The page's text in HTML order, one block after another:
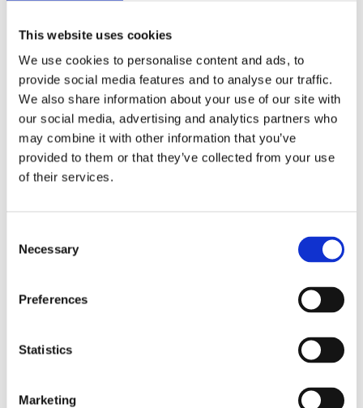
This website uses cookies
We use cookies to personalise content and ads, to
provide social media features and to analyse our traffic.
We also share information about your use of our site with
our social media, advertising and analytics partners who
may combine it with other information that you’ve
provided to them or that they’ve collected from your use
of their services.
Selection
Necessary
Preferences
Statistics
Marketing
Ett medlemskap späckat med småföretagaranpassade
mycket mer. Vi fokuserar på soloföretagare och små
Försäkringar
Rådgivning
Tips
Nyheter
Om oss